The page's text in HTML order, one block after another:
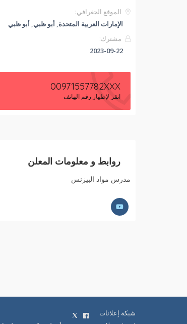
الموقع الجغرافي:
الإمارات العربية المتحدة, أبو ظبي, أبو ظبي
مشترك:
2023-09-22
00971557782XXX
انقر لإظهار رقم الهاتف
روابط و معلومات المعلن
مدرس مواد البيزنس
شبكة إعلانات